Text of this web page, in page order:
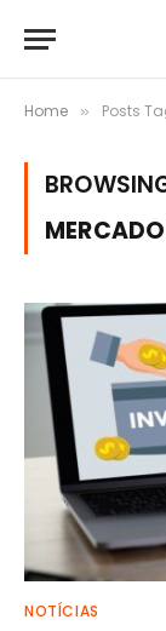
Home » Posts
NOTÍCIAS